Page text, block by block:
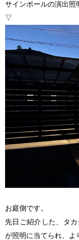
サインポールの演出照
▽
お庭側です。
先日ご紹介した、タ
が照明に当てられ、よ